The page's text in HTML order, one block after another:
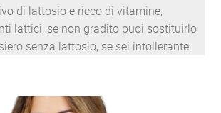
di lattosio e ricco di vitamine,
lattici, se non gradito puoi sostituirlo
senza lattosio, se sei intollerante.